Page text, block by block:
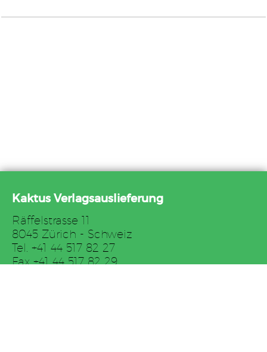
Kaktus Verlagsauslieferung
Räffelstrasse 11
8045 Zürich - Schweiz
Tel. +41 44 517 82 27
Fax +41 44 517 82 29